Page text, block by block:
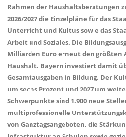
Rahmen der Haushaltsberatungen
2026/2027 die Einzelpläne für das
Unterricht und Kultus sowie das
Arbeit und Soziales. Die
Milliarden Euro erneut den größten
Haushalt. Bayern investiert damit
Gesamtausgaben in Bildung. Der
um sechs Prozent und 2027 um
Schwerpunkte sind 1.900 neue
multiprofessionelle
von Ganztagsangeboten, die